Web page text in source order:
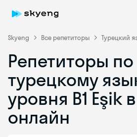
Skyeng Все репетиторы Турецкий
Репетиторы по
турецкому
уровня B1 Eşik
онлайн